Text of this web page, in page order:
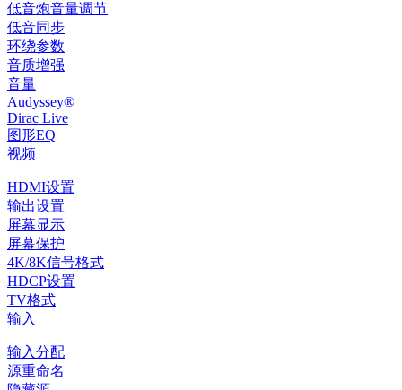
低音炮音量调节
低音同步
环绕参数
音质增强
音量
Audyssey®
Dirac Live
图形EQ
视频
HDMI设置
输出设置
屏幕显示
屏幕保护
4K/8K信号格式
HDCP设置
TV格式
输入
输入分配
源重命名